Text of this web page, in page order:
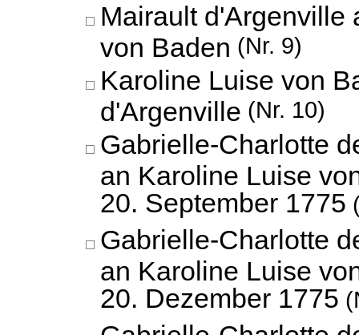
Mairault d'Argenville
von Baden (Nr. 9)
Karoline Luise von
d'Argenville (Nr. 10)
Gabrielle-Charlotte
an Karoline Luise
20. September 1775
Gabrielle-Charlotte
an Karoline Luise
20. Dezember 1775